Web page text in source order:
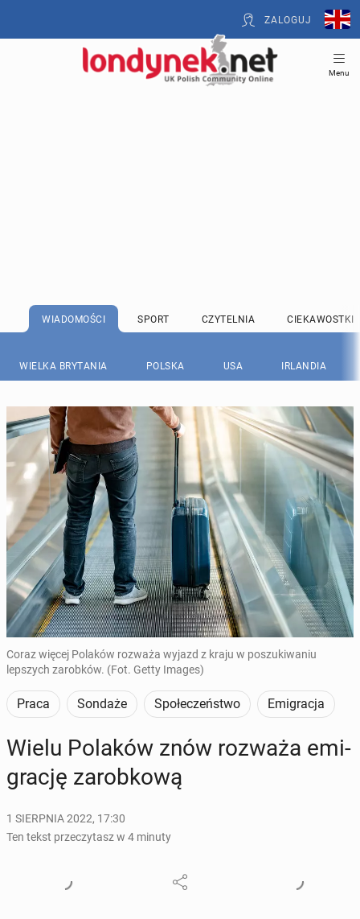
ZALOGUJ
Menu
WIADOMOŚCI SPORT CZYTELNIA CIEKAWOSTKI
WIELKA BRYTANIA POLSKA USA IRLANDIA
Coraz więcej Polaków rozważa wyjazd z kraju w poszukiwaniu
lepszych zarobków. (Fot. Getty Images)
Praca Sondaże Społeczeństwo Emigracja
Wielu Polaków znów rozważa emi­
gra­cję za­rob­ko­wą
1 SIERPNIA 2022, 17:30
Ten tekst przeczytasz w 4 minuty